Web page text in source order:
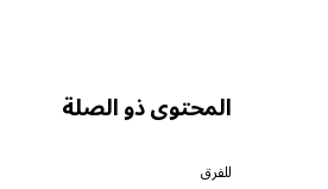
المحتوى ذو الصلة
للفرق